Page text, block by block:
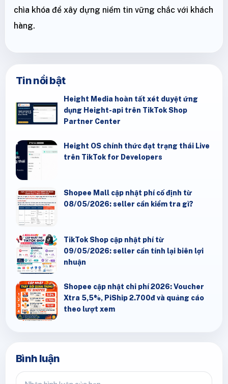
chìa khóa để xây dựng niềm tin vững chắc với khách
hàng.
Tin nổi bật
Height Media hoàn tất xét duyệt ứng
dụng Height-api trên TikTok Shop
Partner Center
Height OS chính thức đạt trạng thái Live
trên TikTok for Developers
Shopee Mall cập nhật phí cố định từ
08/05/2026: seller cần kiểm tra gì?
TikTok Shop cập nhật phí từ
09/05/2026: seller cần tính lại biên lợi
nhuận
Shopee cập nhật chi phí 2026: Voucher
Xtra 5,5%, PiShip 2.700đ và quảng cáo
theo lượt xem
Bình luận